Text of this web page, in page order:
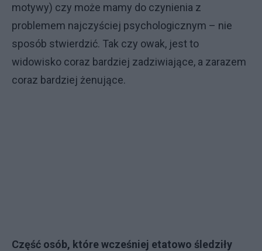
motywy) czy może mamy do czynienia z
problemem najczyściej psychologicznym – nie
sposób stwierdzić. Tak czy owak, jest to
widowisko coraz bardziej zadziwiające, a zarazem
coraz bardziej żenujące.
Część osób, które wcześniej etatowo śledziły